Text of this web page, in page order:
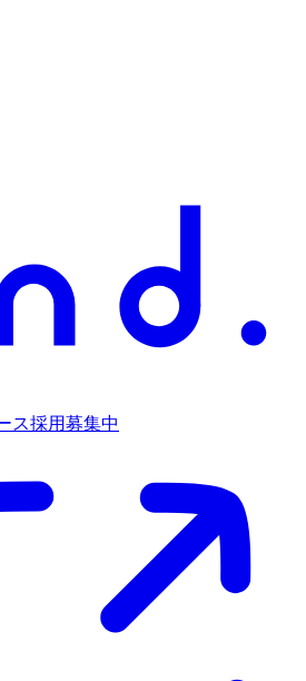
ス採用募集中